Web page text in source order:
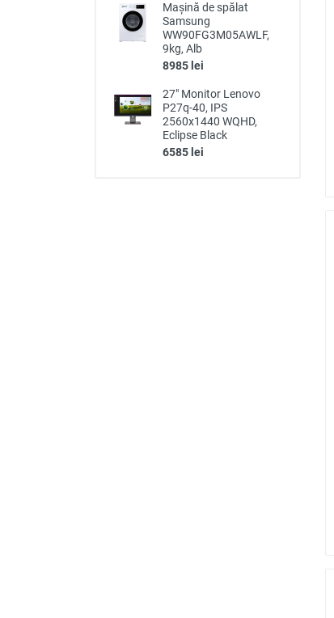
Mașină de spălat
Samsung
WW90FG3M05AWLF,
9kg, Alb
8985 lei
27" Monitor Lenovo
P27q-40, IPS
2560x1440 WQHD,
Eclipse Black
6585 lei